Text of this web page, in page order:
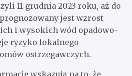
11 grudnia 2023 roku, aż do
jest wzrost
i wysokich wód opadowo-
ryzyko lokalnego
ostrzegawczych.
wskazują na to, że